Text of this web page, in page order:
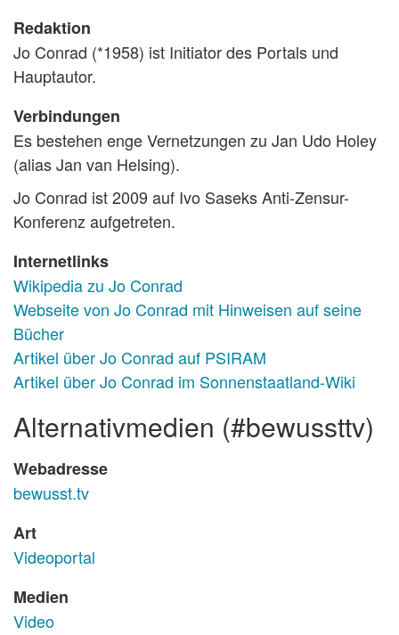
Redaktion
Jo Conrad (*1958) ist Initiator des Portals und
Hauptautor.
Verbindungen
Es bestehen enge Vernetzungen zu Jan Udo Holey
(alias Jan van Helsing).
Jo Conrad ist 2009 auf Ivo Saseks Anti-Zensur-
Konferenz aufgetreten.
Internetlinks
Wikipedia zu Jo Conrad
Webseite von Jo Conrad mit Hinweisen auf seine
Bücher
Artikel über Jo Conrad auf PSIRAM
Artikel über Jo Conrad im Sonnenstaatland-Wiki
alternativmedien (#bewussttv)
Webadresse
bewusst.tv
Art
Videoportal
Medien
Video